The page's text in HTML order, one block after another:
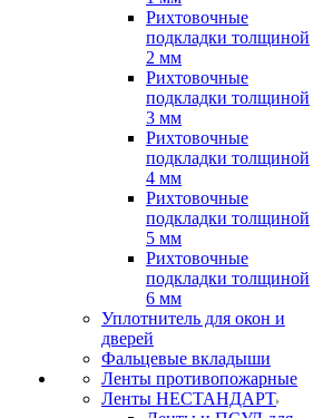
Рихтовочные
подкладки толщиной
2 мм
Рихтовочные
подкладки толщиной
3 мм
Рихтовочные
подкладки толщиной
4 мм
Рихтовочные
подкладки толщиной
5 мм
Рихтовочные
подкладки толщиной
6 мм
Уплотнитель для окон и
дверей
Фальцевые вкладыши
Ленты противопожарные
Ленты НЕСТАНДАРТ